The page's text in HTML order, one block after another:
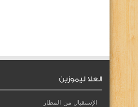
العلا ليموزين
الإستقبال من المطار